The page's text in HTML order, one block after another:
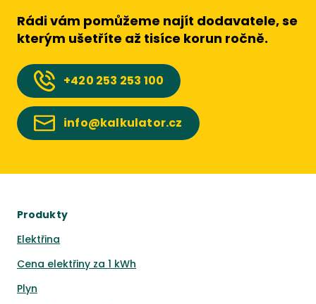
Rádi vám pomůžeme najít dodavatele, se
kterým ušetříte až tisíce korun ročně.
+420 253 253 100
info@kalkulator.cz
Produkty
Elektřina
Cena elektřiny za 1 kWh
Plyn